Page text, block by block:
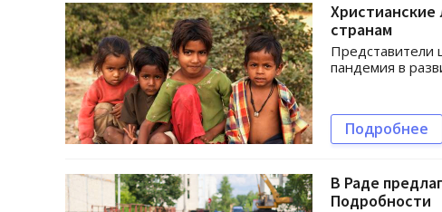
странам
Представители
пандемия в
Подробнее
В Раде
Подробности